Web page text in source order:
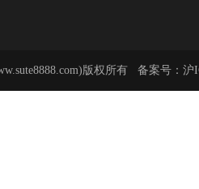
版权所有 备案号： 沪